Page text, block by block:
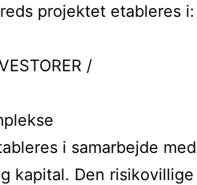
projektet etableres i:
/
i samarbejde med
kapital. Den risikovillige